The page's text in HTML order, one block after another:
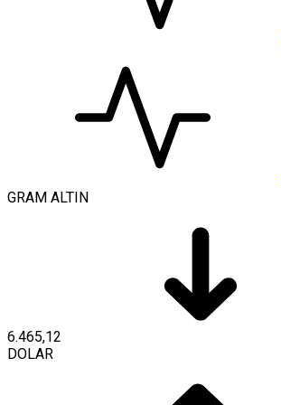
GRAM ALTIN
6.465,12
DOLAR